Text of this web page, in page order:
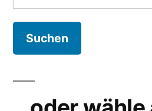
nach: